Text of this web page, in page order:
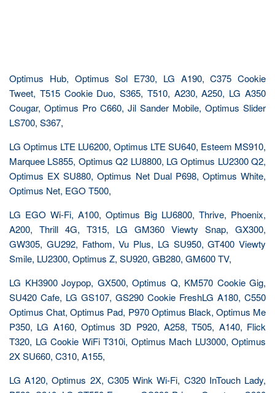
Optimus Hub, Optimus Sol E730, LG A190, C375 Cookie
Tweet, T515 Cookie Duo, S365, T510, A230, A250, LG A350
Cougar, Optimus Pro C660, Jil Sander Mobile, Optimus Slider
LS700, S367,
LG Optimus LTE LU6200, Optimus LTE SU640, Esteem MS910,
Marquee LS855, Optimus Q2 LU8800, LG Optimus LU2300 Q2,
Optimus EX SU880, Optimus Net Dual P698, Optimus White,
Optimus Net, EGO T500,
LG EGO Wi-Fi, A100, Optimus Big LU6800, Thrive, Phoenix,
A200, Thrill 4G, T315, LG GM360 Viewty Snap, GX300,
GW305, GU292, Fathom, Vu Plus, LG SU950, GT400 Viewty
Smile, LU2300, Optimus Z, SU920, GB280, GM600 TV,
LG KH3900 Joypop, GX500, Optimus Q, KM570 Cookie Gig,
SU420 Cafe, LG GS107, GS290 Cookie FreshLG A180, C550
Optimus Chat, Optimus Pad, P970 Optimus Black, Optimus Me
P350, LG A160, Optimus 3D P920, A258, T505, A140, Flick
T320, LG Cookie WiFi T310i, Optimus Mach LU3000, Optimus
2X SU660, C310, A155,
LG A120, Optimus 2X, C305 Wink Wi-Fi, C320 InTouch Lady,